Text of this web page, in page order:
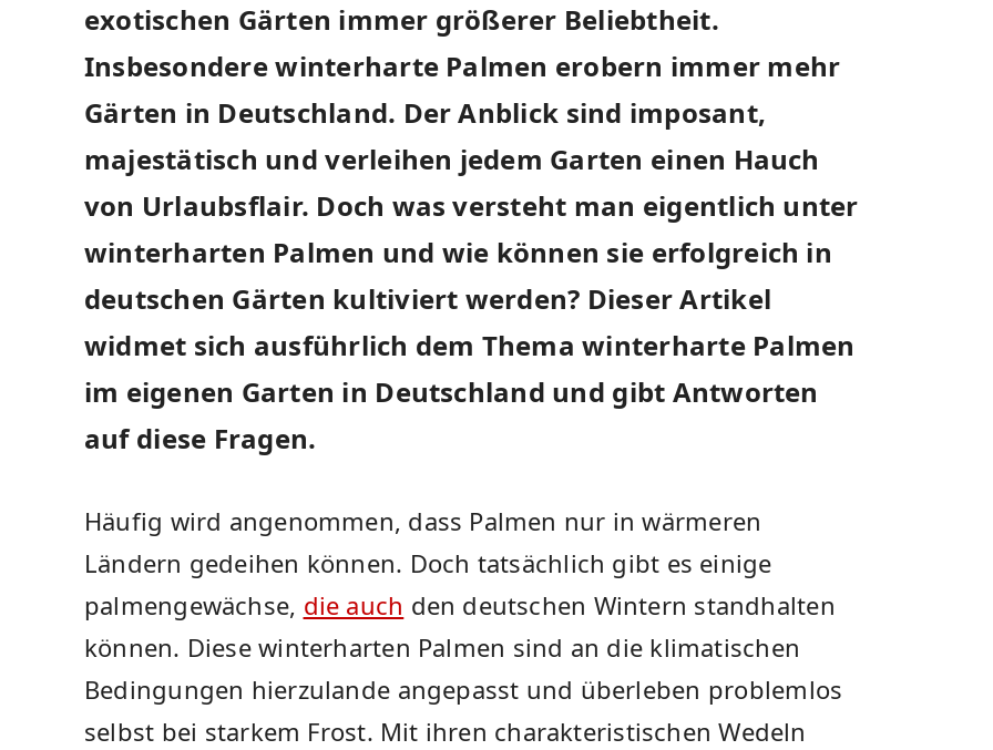
exotischen Gärten immer größerer Beliebtheit.
Insbesondere⁤ winterharte Palmen erobern ‍immer mehr
Gärten in Deutschland. Der Anblick ⁤sind imposant,
majestätisch und⁤ verleihen jedem Garten⁣ einen Hauch
von Urlaubsflair. Doch was versteht man⁤ eigentlich unter‍
winterharten Palmen und wie‍ können‌ sie ⁣erfolgreich in
deutschen Gärten kultiviert werden? Dieser Artikel‌
widmet sich ausführlich dem‌ Thema winterharte Palmen
im eigenen Garten ​in⁢ Deutschland und⁣ gibt ​Antworten
auf⁤ diese Fragen.
Häufig wird angenommen, dass Palmen nur in wärmeren
Ländern gedeihen können. Doch⁤ tatsächlich gibt es einige⁣
palmengewächse, die auch den deutschen Wintern standhalten
können. Diese winterharten Palmen ⁣sind an die klimatischen
Bedingungen hierzulande⁢ angepasst und überleben⁣ problemlos
selbst bei ⁣starkem ‍Frost. Mit ihren charakteristischen Wedeln